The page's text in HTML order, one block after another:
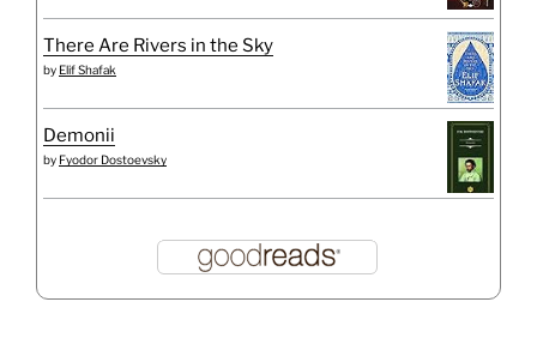
There Are Rivers in the Sky
by Elif Shafak
Demonii
by Fyodor Dostoevsky